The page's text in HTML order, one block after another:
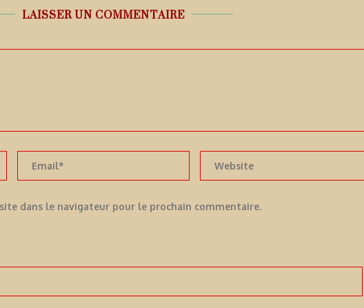
LAISSER UN COMMENTAIRE
dans le navigateur pour le prochain commentaire.